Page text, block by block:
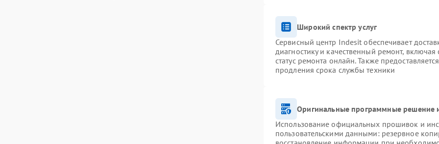
Широкий спектр услуг
Сервисный центр Indesit обеспечивает
диагностику и качественный ремонт,
статус ремонта онлайн. Также
продления срока службы техники
Оригинальные программные решение
Использование официальных прошивок и
пользовательскими данными: резервное